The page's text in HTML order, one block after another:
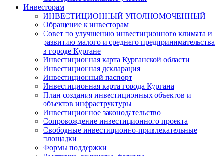
Инвесторам
ИНВЕСТИЦИОННЫЙ УПОЛНОМОЧЕННЫЙ
Обращение к инвесторам
Совет по улучшению инвестиционного климата и
развитию малого и среднего предпринимательства
в городе Кургане
Инвестиционная карта Курганской области
Инвестиционная декларация
Инвестиционный паспорт
Инвестиционная карта города Кургана
План создания инвестиционных объектов и
объектов инфраструктуры
Инвестиционное законодательство
Сопровождение инвестиционного проекта
Свободные инвестиционно-привлекательные
площадки
Формы поддержки